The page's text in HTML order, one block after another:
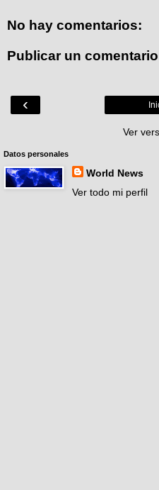
No hay comentarios:
Publicar un comentario
‹
Ver
Datos personales
World News
Ver todo mi perfil